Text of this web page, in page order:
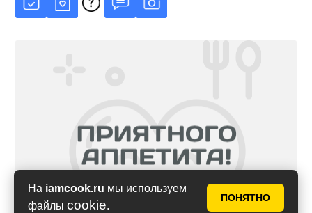
На iamcook.ru мы используем
файлы cookie.
ПОНЯТНО